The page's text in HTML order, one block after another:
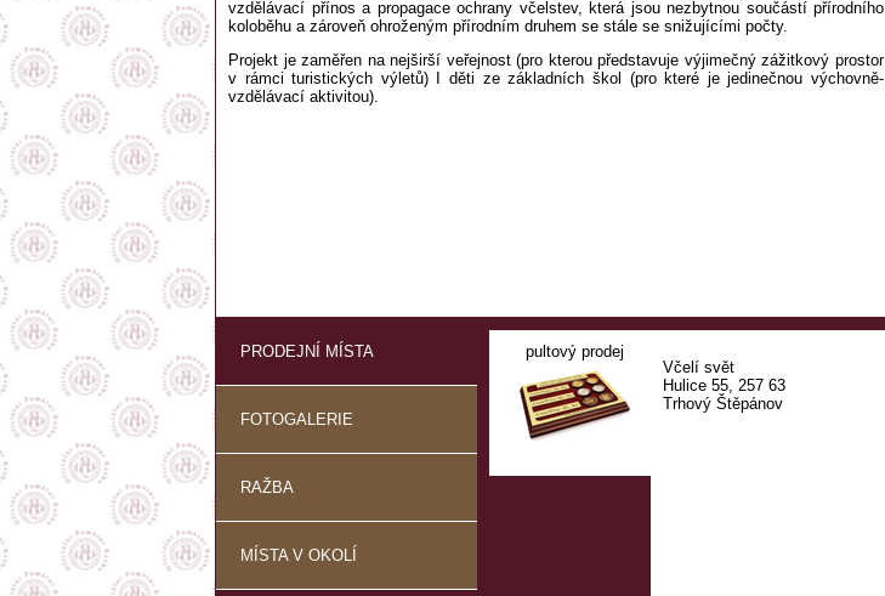
vzdělávací přínos a propagace ochrany včelstev, která jsou nezbytnou součástí přírodního
koloběhu a zároveň ohroženým přírodním druhem se stále se snižujícími počty.
Projekt je zaměřen na nejširší veřejnost (pro kterou představuje výjimečný zážitkový prostor
v rámci turistických výletů) I děti ze základních škol (pro které je jedinečnou výchovně-
vzdělávací aktivitou).
PRODEJNÍ MÍSTA
FOTOGALERIE
RAŽBA
MÍSTA V OKOLÍ
pultový prodej
Včelí svět
Hulice 55, 257 63
Trhový Štěpánov